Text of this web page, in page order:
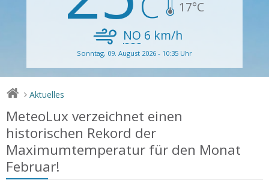
17°C
NO 6 km/h
Sonntag, 09. August 2026 - 10:35 Uhr
> Aktuelles
MeteoLux verzeichnet einen
historischen Rekord der
Maximumtemperatur für den Monat
Februar!